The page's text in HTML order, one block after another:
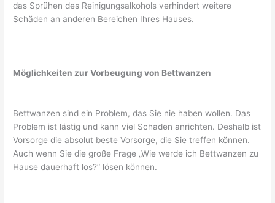
das Sprühen des Reinigungsalkohols verhindert weitere
Schäden an anderen Bereichen Ihres Hauses.
Möglichkeiten zur Vorbeugung von Bettwanzen
Bettwanzen sind ein Problem, das Sie nie haben wollen. Das
Problem ist lästig und kann viel Schaden anrichten. Deshalb ist
Vorsorge die absolut beste Vorsorge, die Sie treffen können.
Auch wenn Sie die große Frage „Wie werde ich Bettwanzen zu
Hause dauerhaft los?“ lösen können.